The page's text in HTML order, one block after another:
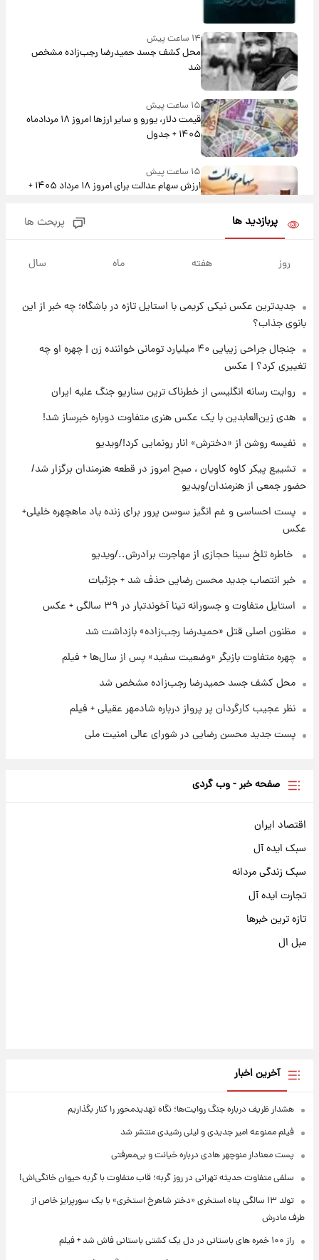
۱۴ ساعت پیش
محل کشف جسد حمیدرضا رجب‌زاده مشخص
شد
۱۵ ساعت پیش
قیمت دلار، یورو و سایر ارزها امروز ۱۸ مردادماه
۱۴۰۵ + جدول
۱۵ ساعت پیش
ارزش سهام عدالت برای امروز ۱۸ مرداد ۱۴۰۵ +
دل صحرا + عکس
۱۷ ساعت پیش
خبر انتصاب جدید محسن رضایی حذف شد +
جزئیات
۱۹ ساعت پیش
پست جدید محسن رضایی در شورای عالی امنیت
ملی
۲۳ ساعت پیش
آتش‌سوزی در لوناپارک شیراز؛ آخرین وضعیت
خواستگار ۵۰ساله شاهدخت لئونور بازداشت شد
پربازدید ها پربحث ها
روز هفته ماه سال
جدیدترین عکس نیکی کریمی با استایل تازه در باشگاه؛ چه خبر از این
بانوی جذاب؟
جنجال جراحی زیبایی ۴۰ میلیارد تومانی خواننده زن | چهره او چه
تغییری کرد؟ | عکس
روایت رسانه انگلیسی از خطرناک ترین سناریو جنگ علیه ایران
هدی زین‌العابدین با یک عکس هنری متفاوت دوباره خبرساز شد!
نفیسه روشن از «دخترش» انار رونمایی کرد!/ویدیو
تشییع پیکر کاوه کاویان ، صبح امروز در قطعه هنرمندان برگزار شد/
حضور جمعی از هنرمندان/ویدیو
پست احساسی و غم انگیز سوسن پرور برای زنده یاد ماهچهره خلیلی+
عکس
⁨ خاطره تلخ سینا حجازی از مهاجرت برادرش../ویدیو
خبر انتصاب جدید محسن رضایی حذف شد + جزئیات
استایل متفاوت و جسورانه تینا آخوندتبار در ۳۹ سالگی + عکس
مظنون اصلی قتل «حمیدرضا رجب‌زاده» بازداشت شد
چهره متفاوت بازیگر «وضعیت سفید» پس از سال‌ها + فیلم
محل کشف جسد حمیدرضا رجب‌زاده مشخص شد
نظر عجیب کارگردان پر پرواز درباره شادمهر عقیلی + فیلم
پست جدید محسن رضایی در شورای عالی امنیت ملی
صفحه خبر - وب گردی
اقتصاد ایران
سبک ایده آل
سبک زندگی مردانه
تجارت ایده آل
تازه ترین خبرها
مبل ال
آخرین اخبار
هشدار ظریف درباره جنگ روایت‌ها؛ نگاه تهدیدمحور را کنار بگذاریم
فیلم ممنوعه امیر جدیدی و لیلی رشیدی منتشر شد
پست معنادار منوچهر هادی درباره خیانت و بی‌معرفتی
سلفی متفاوت حدیثه تهرانی در روز گربه؛ قاب متفاوت با گربه حیوان خانگی‌اش!
تولد ۱۳ سالگی پناه استخری «دختر شاهرخ استخری» با یک سورپرایز خاص از
طرف مادرش
راز ۱۰۰ خمره های باستانی در دل یک کشتی باستانی فاش شد + فیلم